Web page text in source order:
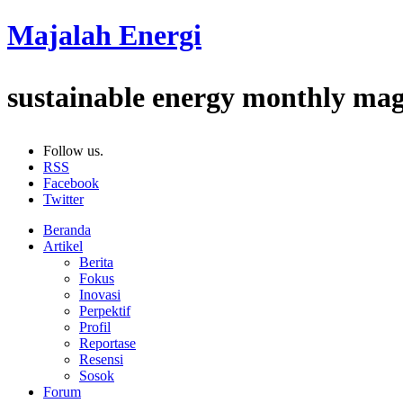
Majalah Energi
sustainable energy monthly
Follow us.
RSS
Facebook
Twitter
Beranda
Artikel
Berita
Fokus
Inovasi
Perpektif
Profil
Reportase
Resensi
Sosok
Forum